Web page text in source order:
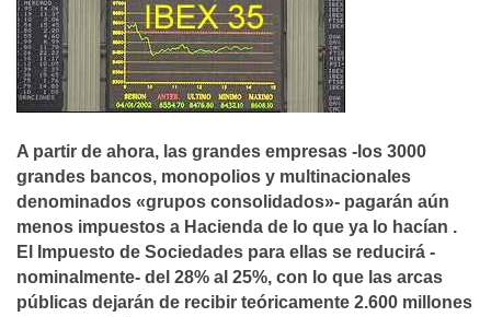
A partir de ahora, las grandes empresas -los 3000
grandes ban­cos, monopolios y multinaciona­les
denominados «grupos con­solidados»- pagarán aún
menos impuestos a Hacienda de lo que ya lo hací­an .
El Impuesto de So­ciedades para ellas se reducirá -
nominalmente- del 28% al 25%, con lo que las arcas
públicas dejarán de recibir teóricamente 2.600 millones